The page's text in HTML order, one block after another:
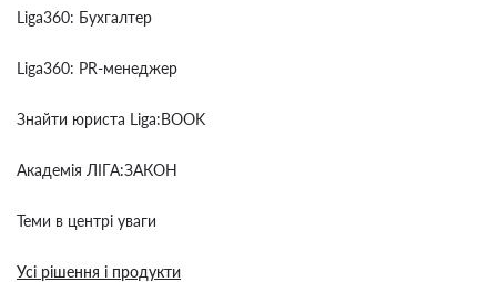
Liga360: Бухгалтер
Liga360: PR-менеджер
Знайти юриста Liga:BOOK
Академія ЛІГА:ЗАКОН
Теми в центрі уваги
Усі рішення і продукти